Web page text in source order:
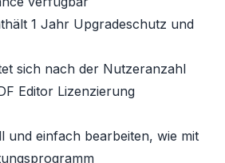
1 Jahr Upgradeschutz und
sich nach der Nutzeranzahl
Editor Lizenzierung
und einfach bearbeiten, wie mit